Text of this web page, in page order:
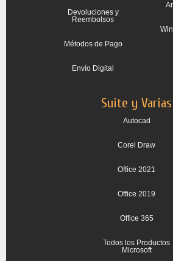
Devoluciones y
Reembolsos
Métodos de Pago
Envío Digital
Suite y Varias
Autocad
Corel Draw
Office 2021
Office 2019
Office 365
Todos los Productos
Microsoft